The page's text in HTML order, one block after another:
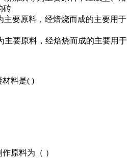
砖
主要原料，经焙烧而成的主要用于
主要原料，经焙烧而成的主要用于
材料是( )
原料为（ ）